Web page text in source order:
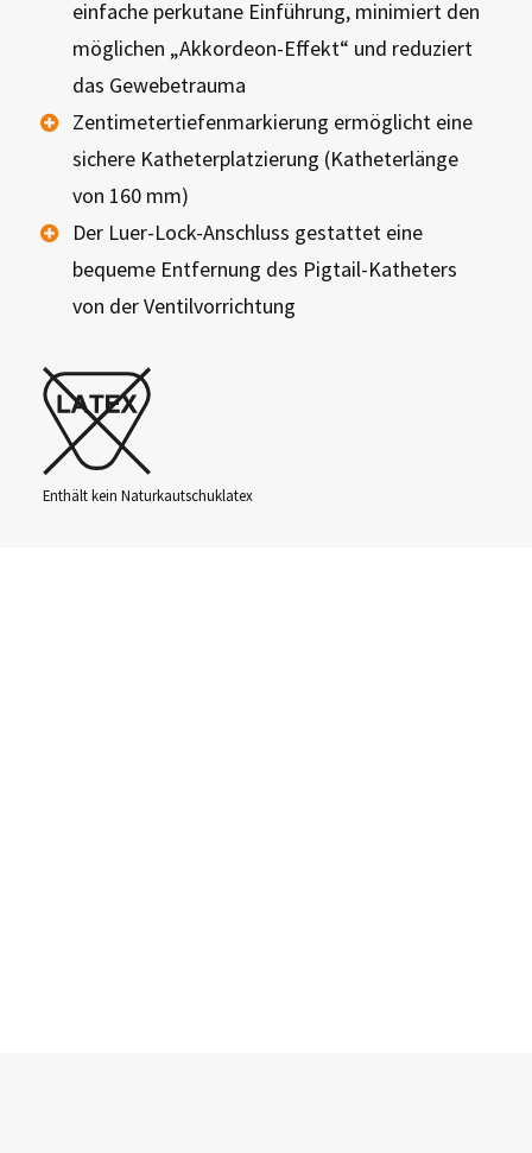
einfache perkutane Einführung, minimiert den
möglichen „Akkordeon-Effekt“ und reduziert
das Gewebetrauma
Zentimetertiefenmarkierung ermöglicht eine
sichere Katheterplatzierung (Katheterlänge
von 160 mm)
Der Luer-Lock-Anschluss gestattet eine
bequeme Entfernung des Pigtail-Katheters
von der Ventilvorrichtung
Enthält kein Naturkautschuklatex